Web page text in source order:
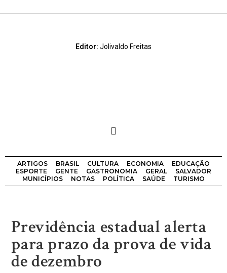
Editor: Jolivaldo Freitas
ARTIGOS BRASIL CULTURA ECONOMIA
EDUCAÇÃO
ESPORTE
GENTE GASTRONOMIA GERAL
SALVADOR
MUNICÍPIOS
NOTAS POLÍTICA SAÚDE TURISMO
Previdência estadual alerta
para prazo da prova de vida
de dezembro